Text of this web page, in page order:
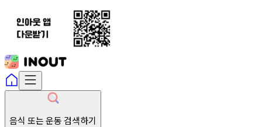
음식 또는 운동 검색하기